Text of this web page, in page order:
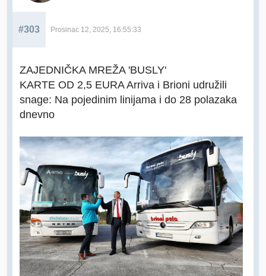
#303 Prosinac 12, 2025, 16:55:33
ZAJEDNIČKA MREŽA 'BUSLY'
KARTE OD 2,5 EURA Arriva i Brioni udružili
snage: Na pojedinim linijama i do 28 polazaka
dnevno